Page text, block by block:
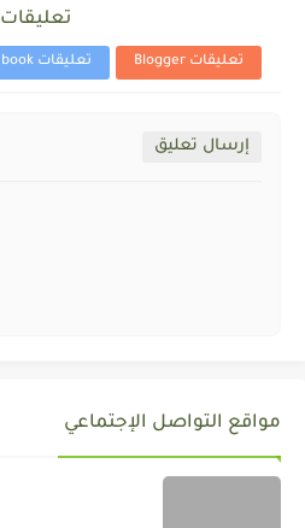
تعليقات
تعليقات Blogger تعليقات Facebook
إرسال تعليق
مواقع التواصل الإجتماعي